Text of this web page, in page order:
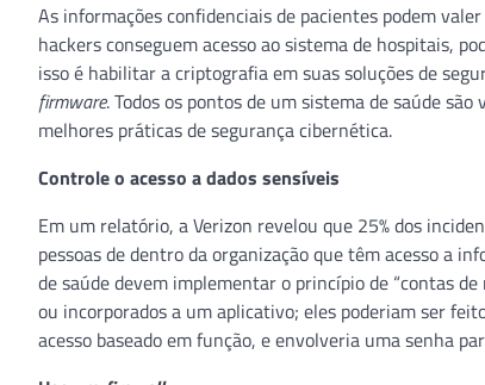
As informações confidenciais de pacientes podem
hackers conseguem acesso ao sistema de hospitais,
isso é habilitar a criptografia em suas soluções de
firmware. Todos os pontos de um sistema de saúde
melhores práticas de segurança cibernética.
Controle o acesso a dados sensíveis
Em um relatório, a Verizon revelou que 25% dos
pessoas de dentro da organização que têm acesso a
de saúde devem implementar o princípio de “contas
ou incorporados a um aplicativo; eles poderiam ser
acesso baseado em função, e envolveria uma senha